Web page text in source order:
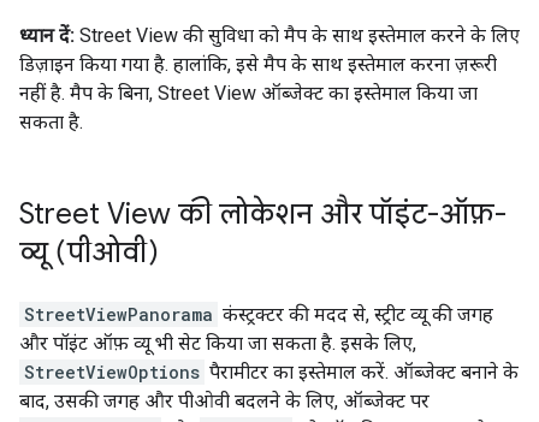
ध्यान दें: Street View की सुविधा को मैप के साथ इस्तेमाल करने के लिए
डिज़ाइन किया गया है. हालांकि, इसे मैप के साथ इस्तेमाल करना ज़रूरी
नहीं है. मैप के बिना, Street View ऑब्जेक्ट का इस्तेमाल किया जा
सकता है.
Street View की लोकेशन और पॉइंट-ऑफ़-
व्यू (पीओवी)
StreetViewPanorama कंस्ट्रक्टर की मदद से, स्ट्रीट व्यू की जगह
और पॉइंट ऑफ़ व्यू भी सेट किया जा सकता है. इसके लिए,
StreetViewOptions पैरामीटर का इस्तेमाल करें. ऑब्जेक्ट बनाने के
बाद, उसकी जगह और पीओवी बदलने के लिए, ऑब्जेक्ट पर